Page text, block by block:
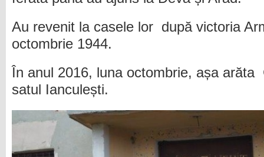
Au revenit la casele lor după victoria
octombrie 1944.
În anul 2016, luna octombrie, așa arăta
satul Ianculești.